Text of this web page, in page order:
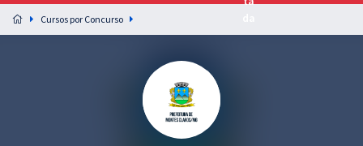
Preparação completa e intensiva para as principais
residências em saúde do Brasil
Cursos por Concurso